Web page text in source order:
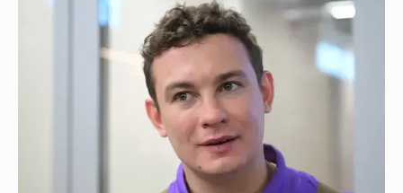
Никита Кологривый высказался насчёт